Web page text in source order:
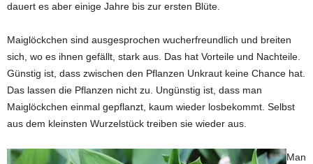
dauert es aber einige Jahre bis zur ersten Blüte.
Maiglöckchen sind ausgesprochen wucherfreundlich und breiten
sich, wo es ihnen gefällt, stark aus. Das hat Vorteile und Nachteile.
Günstig ist, dass zwischen den Pflanzen Unkraut keine Chance hat.
Das lassen die Pflanzen nicht zu. Ungünstig ist, dass man
Maiglöckchen einmal gepflanzt, kaum wieder losbekommt. Selbst
aus dem kleinsten Wurzelstück treiben sie wieder aus.
Man